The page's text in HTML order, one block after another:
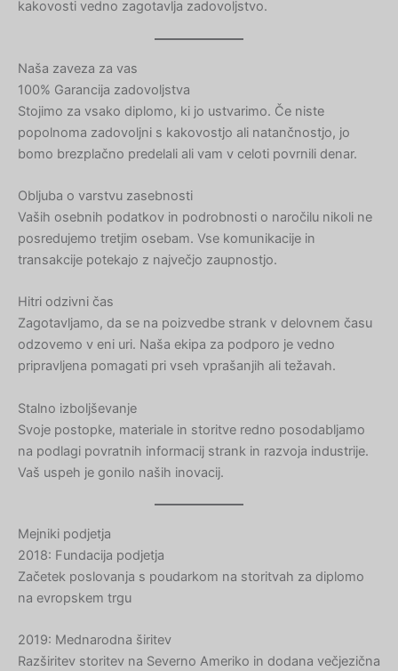
kakovosti vedno zagotavlja zadovoljstvo.
Naša zaveza za vas
100% Garancija zadovoljstva
Stojimo za vsako diplomo, ki jo ustvarimo. Če niste
popolnoma zadovoljni s kakovostjo ali natančnostjo, jo
bomo brezplačno predelali ali vam v celoti povrnili denar.
Obljuba o varstvu zasebnosti
Vaših osebnih podatkov in podrobnosti o naročilu nikoli ne
posredujemo tretjim osebam. Vse komunikacije in
transakcije potekajo z največjo zaupnostjo.
Hitri odzivni čas
Zagotavljamo, da se na poizvedbe strank v delovnem času
odzovemo v eni uri. Naša ekipa za podporo je vedno
pripravljena pomagati pri vseh vprašanjih ali težavah.
Stalno izboljševanje
Svoje postopke, materiale in storitve redno posodabljamo
na podlagi povratnih informacij strank in razvoja industrije.
Vaš uspeh je gonilo naših inovacij.
Mejniki podjetja
2018: Fundacija podjetja
Začetek poslovanja s poudarkom na storitvah za diplomo
na evropskem trgu
2019: Mednarodna širitev
Razširitev storitev na Severno Ameriko in dodana večjezična